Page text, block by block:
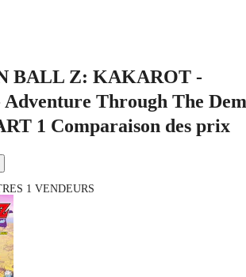
BALL Z: KAKAROT -
Through The
1 Comparaison des prix
1 VENDEURS